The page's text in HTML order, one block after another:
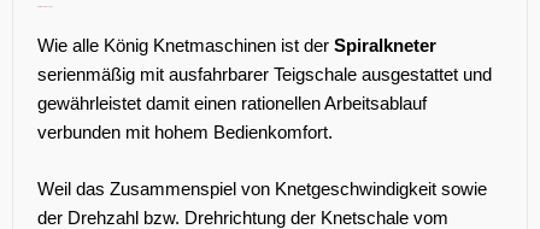
Wie alle König Knetmaschinen ist der Spiralkneter
serienmäßig mit ausfahrbarer Teigschale ausgestattet und
gewährleistet damit einen rationellen Arbeitsablauf
verbunden mit hohem Bedienkomfort.
Weil das Zusammenspiel von Knetgeschwindigkeit sowie
der Drehzahl bzw. Drehrichtung der Knetschale vom